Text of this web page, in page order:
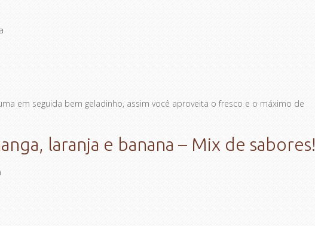
em seguida bem geladinho, assim você aproveita o fresco e o máximo de
laranja e banana – Mix de sabores!